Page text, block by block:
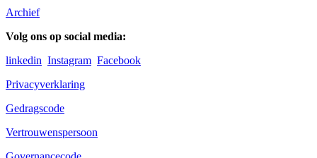
Archief
Volg ons op social media:
linkedin Instagram Facebook
Privacyverklaring
Gedragscode
Vertrouwenspersoon